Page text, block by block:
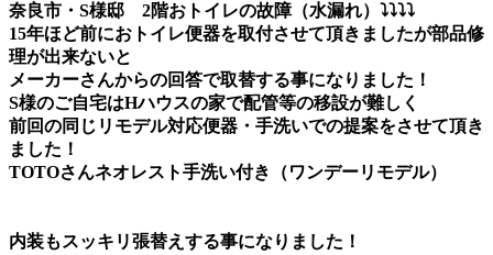
奈良市・S様邸 2階おトイレの故障（水漏れ）⤵⤵⤵⤵
15年ほど前におトイレ便器を取付させて頂きましたが部品修
理が出来ないと
メーカーさんからの回答で取替する事になりました！
S様のご自宅はHハウスの家で配管等の移設が難しく
前回の同じリモデル対応便器・手洗いでの提案をさせて頂き
ました！
TOTOさんネオレスト手洗い付き（ワンデーリモデル）
内装もスッキリ張替えする事になりました！